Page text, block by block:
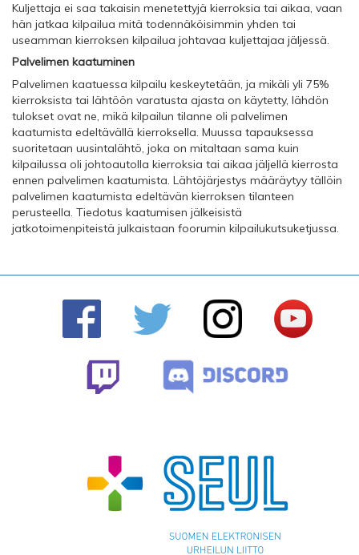
Kuljettaja ei saa takaisin menetettyjä kierroksia tai aikaa, vaan
hän jatkaa kilpailua mitä todennäköisimmin yhden tai
useamman kierroksen kilpailua johtavaa kuljettajaa jäljessä.
Palvelimen kaatuminen
Palvelimen kaatuessa kilpailu keskeytetään, ja mikäli yli 75%
kierroksista tai lähtöön varatusta ajasta on käytetty, lähdön
tulokset ovat ne, mikä kilpailun tilanne oli palvelimen
kaatumista edeltävällä kierroksella. Muussa tapauksessa
suoritetaan uusintalähtö, joka on mitaltaan sama kuin
kilpailussa oli johtoautolla kierroksia tai aikaa jäljellä kierrosta
ennen palvelimen kaatumista. Lähtöjärjestys määräytyy tällöin
palvelimen kaatumista edeltävän kierroksen tilanteen
perusteella. Tiedotus kaatumisen jälkeisistä
jatkotoimenpiteistä julkaistaan foorumin kilpailukutsuketjussa.